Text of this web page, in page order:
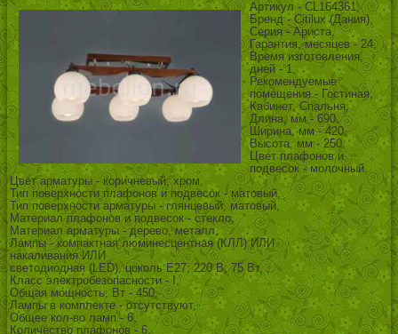
Артикул - CL164361,
Бренд - Citilux (Дания),
Серия - Ариста,
Гарантия, месяцев - 24,
Время изготовления,
дней - 1,
Рекомендуемые
помещения - Гостиная,
Кабинет, Спальня,
Длина, мм - 690,
Ширина, мм - 420,
Высота, мм - 250,
Цвет плафонов и
подвесок - молочный,
Цвет арматуры - коричневый, хром,
Тип поверхности плафонов и подвесок - матовый,
Тип поверхности арматуры - глянцевый, матовый,
Материал плафонов и подвесок - стекло,
Материал арматуры - дерево, металл,
Лампы - компактная люминесцентная (КЛЛ) ИЛИ
накаливания ИЛИ
светодиодная (LED), цоколь E27; 220 В; 75 Вт, ,
Класс электробезопасности - I,
Общая мощность, Вт - 450,
Лампы в комплекте - отсутствуют,
Общее кол-во ламп - 6,
Количество плафонов - 6,